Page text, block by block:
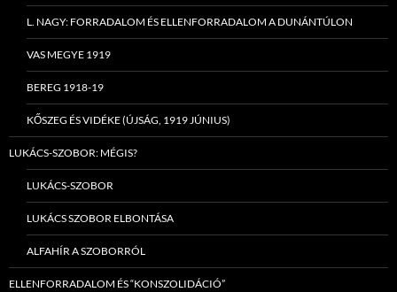
L. NAGY: FORRADALOM ÉS ELLENFORRADALOM A DUNÁNTÚLON
VAS MEGYE 1919
BEREG 1918-19
KŐSZEG ÉS VIDÉKE (ÚJSÁG, 1919 JÚNIUS)
LUKÁCS-SZOBOR: MÉGIS?
LUKÁCS-SZOBOR
LUKÁCS SZOBOR ELBONTÁSA
ALFAHÍR A SZOBORRÓL
ELLENFORRADALOM ÉS “KONSZOLIDÁCIÓ”